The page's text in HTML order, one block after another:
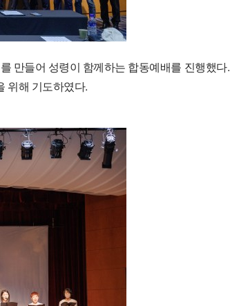
만들어 성령이 함께하는 합동예배를 진행했다.
위해 기도하였다.